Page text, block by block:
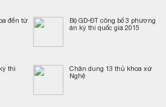
đến từ
Bộ GD-ĐT công bố 3 phương
án kỳ thi quốc gia 2015
thi
Chân dung 13 thủ khoa xứ
Nghệ